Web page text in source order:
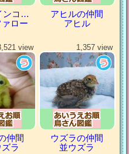
アキクサインコ（秋草インコ）
ロー
アヒルの仲間
アヒル
view
仲間
ラ
1,357 view
ウズラの仲間
並ウズラ